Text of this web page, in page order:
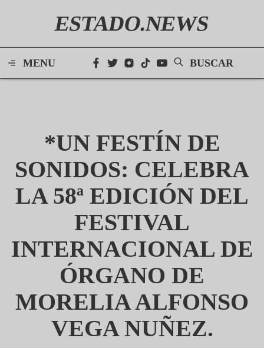
ESTADO.NEWS
MENU BUSCAR
*UN FESTÍN DE
SONIDOS: CELEBRA
LA 58ª EDICIÓN DEL
FESTIVAL
INTERNACIONAL DE
ÓRGANO DE
MORELIA ALFONSO
VEGA NUÑEZ.